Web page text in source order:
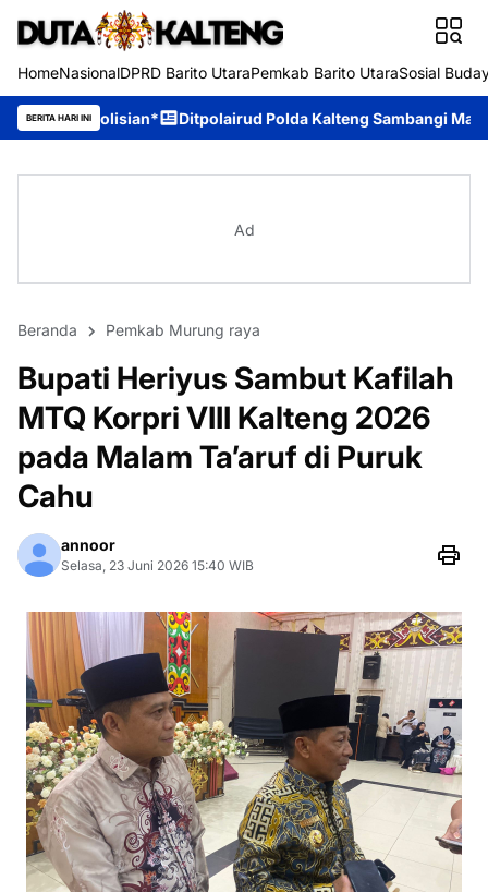
HomeNasionalDPRD Barito UtaraPemkab Barito UtaraSosial
BERITA HARI INI
Ditpolairud Polda Kalteng Sambangi Masyarakat, Berikan
Ad
Beranda Pemkab Murung raya
Bupati Heriyus Sambut Kafilah
MTQ Korpri VIII Kalteng 2026
pada Malam Ta’aruf di Puruk
Cahu
annoor
Selasa, 23 Juni 2026 15:40 WIB